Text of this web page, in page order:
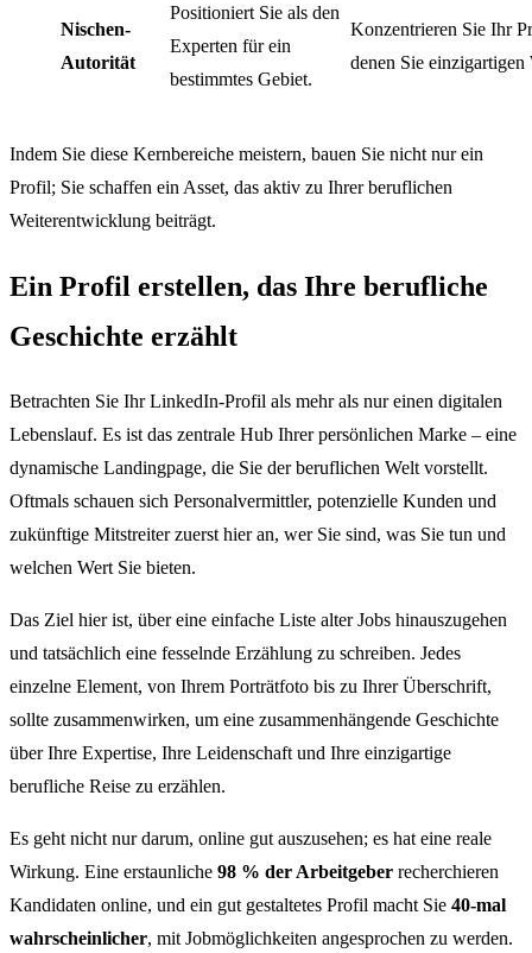
Nischen-
Autorität
Positioniert Sie als den
Experten für ein
bestimmtes Gebiet.
Konzentrieren Sie Ihr
denen Sie
Indem Sie diese Kernbereiche meistern, bauen Sie nicht nur ein
Profil; Sie schaffen ein Asset, das aktiv zu Ihrer beruflichen
Weiterentwicklung beiträgt.
Ein Profil erstellen, das Ihre berufliche
Geschichte erzählt
Betrachten Sie Ihr LinkedIn-Profil als mehr als nur einen digitalen
Lebenslauf. Es ist das zentrale Hub Ihrer persönlichen Marke – eine
dynamische Landingpage, die Sie der beruflichen Welt vorstellt.
Oftmals schauen sich Personalvermittler, potenzielle Kunden und
zukünftige Mitstreiter zuerst hier an, wer Sie sind, was Sie tun und
welchen Wert Sie bieten.
Das Ziel hier ist, über eine einfache Liste alter Jobs hinauszugehen
und tatsächlich eine fesselnde Erzählung zu schreiben. Jedes
einzelne Element, von Ihrem Porträtfoto bis zu Ihrer Überschrift,
sollte zusammenwirken, um eine zusammenhängende Geschichte
über Ihre Expertise, Ihre Leidenschaft und Ihre einzigartige
berufliche Reise zu erzählen.
Es geht nicht nur darum, online gut auszusehen; es hat eine reale
Wirkung. Eine erstaunliche 98 % der Arbeitgeber recherchieren
Kandidaten online, und ein gut gestaltetes Profil macht Sie 40-mal
wahrscheinlicher, mit Jobmöglichkeiten angesprochen zu werden.